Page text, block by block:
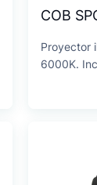
COB
Proyector
6000K.